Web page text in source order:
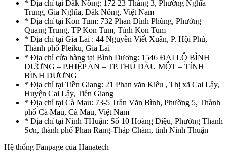
* Địa chỉ tại Đắk Nông: 172 23 Tháng 3, Phường Nghĩa
Trung, Gia Nghĩa, Đăk Nông, Việt Nam
* Địa chỉ tại Kon Tum: 732 Phan Đình Phùng, Phường
Quang Trung, TP Kon Tum, Tỉnh Kon Tum
* Địa chỉ tại Gia Lai : 44 Nguyễn Viết Xuân, P. Hội Phú,
Thành phố Pleiku, Gia Lai
* Địa chỉ cửa hàng tại Bình Dương: 1546 ĐẠI LỘ BÌNH
DƯƠNG – P.HIỆP AN – TP.THỦ DẦU MỘT – TỈNH
BÌNH DƯƠNG
* Địa chỉ tại Tiền Giang: 21 Phan văn Kiêu , Thị xã Cai Lậy,
Huyện Cai Lậy, Tiền Giang
* Địa chỉ tại Cà Mau: 73-5 Trần Văn Bình, Phường 5, Thành
phố Cà Mau, Cà Mau, Việt Nam
* Địa chỉ tại Ninh THuận: Số 10 Hoàng Diệu, Phường Thanh
Sơn, thành phố Phan Rang-Tháp Chàm, tỉnh Ninh Thuận
Hệ thống Fanpage của Hanatech